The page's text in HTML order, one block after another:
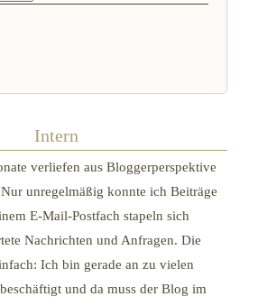
Intern
verliefen aus Bloggerperspektive
unregelmäßig konnte ich Beiträge
E-Mail-Postfach stapeln sich
Nachrichten und Anfragen. Die
Ich bin gerade an zu vielen
und da muss der Blog im